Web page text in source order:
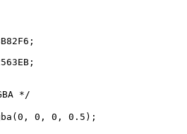
*/
0, 0, 0.5);